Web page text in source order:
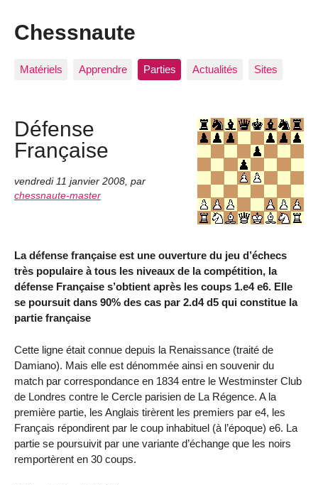
Chessnaute
Matériels Apprendre Parties Actualités Sites
Défense
Française
vendredi 11 janvier 2008, par
chessnaute-master
La défense française est une ouverture du jeu d’échecs
très populaire à tous les niveaux de la compétition, la
défense Française s’obtient après les coups 1.e4 e6. Elle
se poursuit dans 90% des cas par 2.d4 d5 qui constitue la
partie française
Cette ligne était connue depuis la Renaissance (traité de
Damiano). Mais elle est dénommée ainsi en souvenir du
match par correspondance en 1834 entre le Westminster Club
de Londres contre le Cercle parisien de La Régence. A la
première partie, les Anglais tirèrent les premiers par e4, les
Français répondirent par le coup inhabituel (à l’époque) e6. La
partie se poursuivit par une variante d’échange que les noirs
remportèrent en 30 coups.